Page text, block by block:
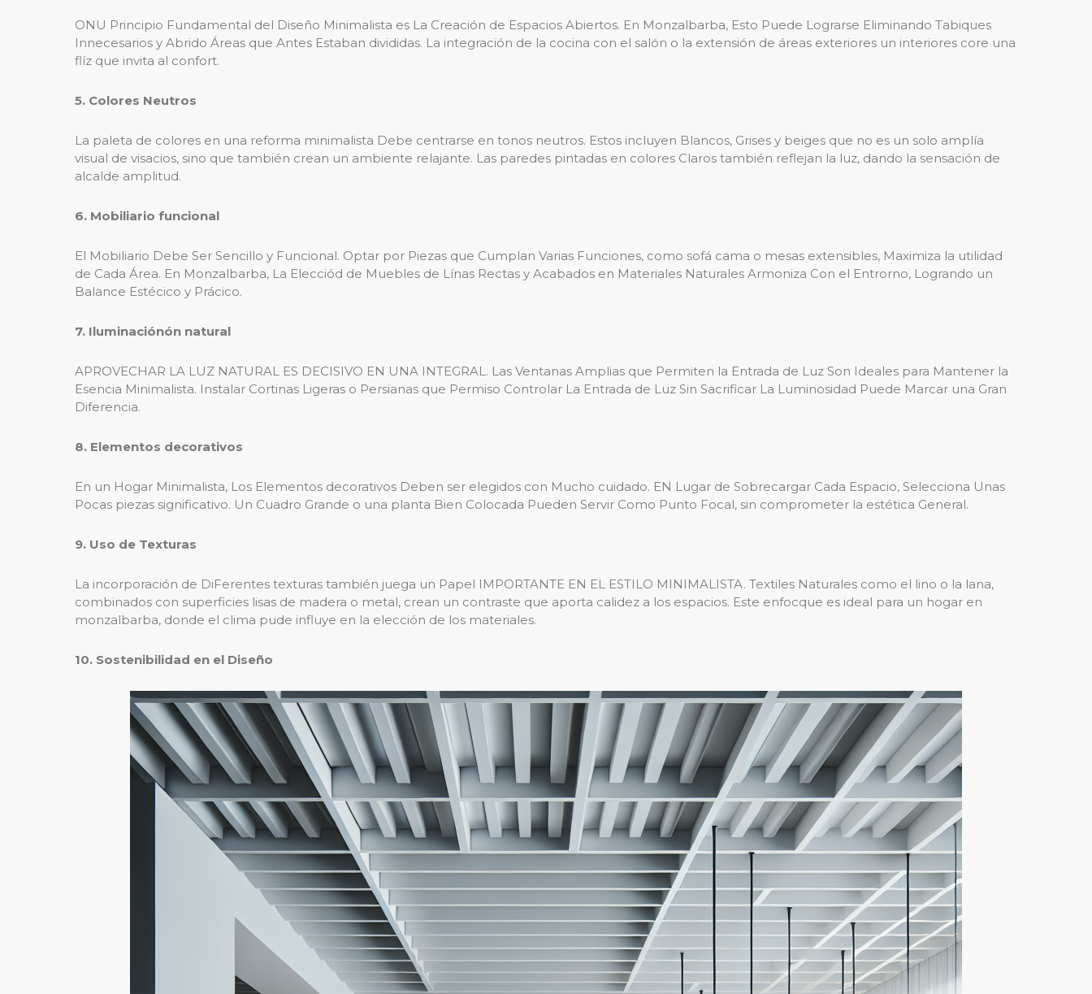
ONU Principio Fundamental del Diseño Minimalista es La Creación de Espacios Abiertos. En Monzalbarba, Esto Puede Lograrse Eliminando Tabiques
Innecesarios y Abrido Áreas que Antes Estaban divididas. La integración de la cocina con el salón o la extensión de áreas exteriores un interiores core una
flíz que invita al confort.
5. Colores Neutros
La paleta de colores en una reforma minimalista Debe centrarse en tonos neutros. Estos incluyen Blancos, Grises y beiges que no es un solo amplía
visual de visacios, sino que también crean un ambiente relajante. Las paredes pintadas en colores Claros también reflejan la luz, dando la sensación de
alcalde amplitud.
6. Mobiliario funcional
El Mobiliario Debe Ser Sencillo y Funcional. Optar por Piezas que Cumplan Varias Funciones, como sofá cama o mesas extensibles, Maximiza la utilidad
de Cada Área. En Monzalbarba, La Elecciód de Muebles de Línas Rectas y Acabados en Materiales Naturales Armoniza Con el Entrorno, Logrando un
Balance Estécico y Prácico.
7. Iluminaciónón natural
APROVECHAR LA LUZ NATURAL ES DECISIVO EN UNA INTEGRAL. Las Ventanas Amplias que Permiten la Entrada de Luz Son Ideales para Mantener la
Esencia Minimalista. Instalar Cortinas Ligeras o Persianas que Permiso Controlar La Entrada de Luz Sin Sacrificar La Luminosidad Puede Marcar una Gran
Diferencia.
8. Elementos decorativos
En un Hogar Minimalista, Los Elementos decorativos Deben ser elegidos con Mucho cuidado. EN Lugar de Sobrecargar Cada Espacio, Selecciona Unas
Pocas piezas significativo. Un Cuadro Grande o una planta Bien Colocada Pueden Servir Como Punto Focal, sin comprometer la estética General.
9. Uso de Texturas
La incorporación de DiFerentes texturas también juega un Papel IMPORTANTE EN EL ESTILO MINIMALISTA. Textiles Naturales como el lino o la lana,
combinados con superficies lisas de madera o metal, crean un contraste que aporta calidez a los espacios. Este enfocque es ideal para un hogar en
monzalbarba, donde el clima pude influye en la elección de los materiales.
10. Sostenibilidad en el Diseño